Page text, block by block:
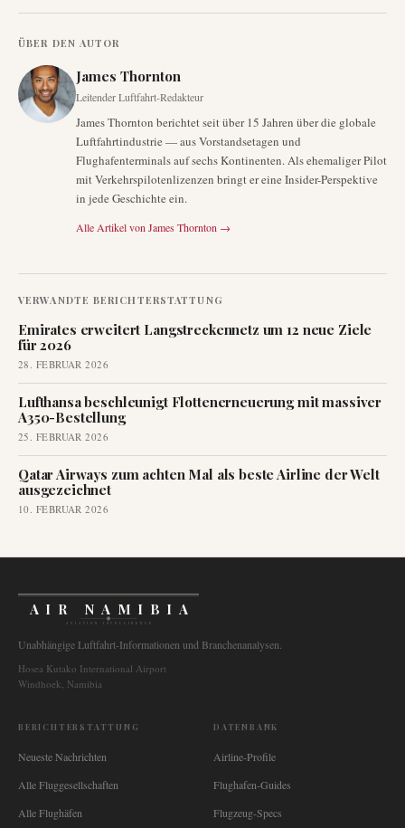
ÜBER DEN AUTOR
James Thornton
Leitender Luftfahrt-Redakteur
James Thornton berichtet seit über 15 Jahren über die globale
Luftfahrtindustrie — aus Vorstandsetagen und
Flughafenterminals auf sechs Kontinenten. Als ehemaliger Pilot
mit Verkehrspilotenlizenzen bringt er eine Insider-Perspektive
in jede Geschichte ein.
Alle Artikel von James Thornton →
VERWANDTE BERICHTERSTATTUNG
Emirates erweitert Langstreckennetz um 12 neue Ziele
für 2026
28. FEBRUAR 2026
Lufthansa beschleunigt Flottenerneuerung mit massiver
A350-Bestellung
25. FEBRUAR 2026
Qatar Airways zum achten Mal als beste Airline der Welt
ausgezeichnet
10. FEBRUAR 2026
AIR NAMIBIA
AVIATION INTELLIGENCE
Unabhängige Luftfahrt-Informationen und Branchenanalysen.
Hosea Kutako International Airport
Windhoek, Namibia
BERICHTERSTATTUNG
Neueste Nachrichten
Alle Fluggesellschaften
Alle Flughäfen
DATENBANK
Airline-Profile
Flughafen-Guides
Flugzeug-Specs